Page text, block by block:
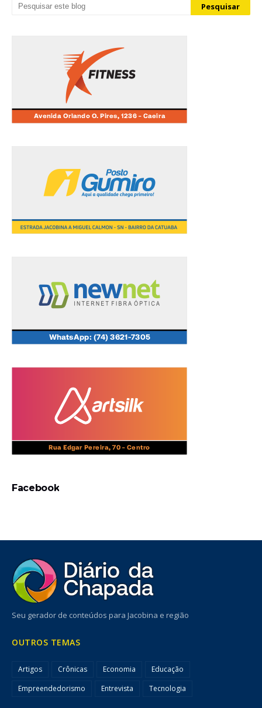
Facebook
Seu gerador de conteúdos para Jacobina e região
OUTROS TEMAS
Artigos Crônicas Economia
Educação
Empreendedorismo
Entrevista Tecnologia